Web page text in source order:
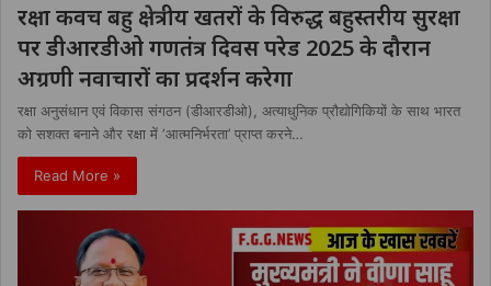
रक्षा कवच बहु क्षेत्रीय खतरों के विरुद्ध बहुस्तरीय सुरक्षा
पर डीआरडीओ गणतंत्र दिवस परेड 2025 के दौरान
अग्रणी नवाचारों का प्रदर्शन करेगा
रक्षा अनुसंधान एवं विकास संगठन (डीआरडीओ), अत्याधुनिक प्रौद्योगिकियों के साथ भारत
को सशक्त बनाने और रक्षा में ‘आत्मनिर्भरता’ प्राप्त करने…
Read More »